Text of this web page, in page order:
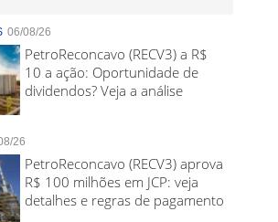
06/08/26
PetroReconcavo (RECV3) a R$
10 a ação: Oportunidade de
dividendos? Veja a análise
26
PetroReconcavo (RECV3) aprova
R$ 100 milhões em JCP: veja
detalhes e regras de pagamento